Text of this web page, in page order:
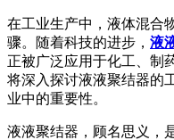
在工业生产中，液体混合
骤。随着科技的进步， 液
正被广泛应用于化工、制
将深入探讨液液聚结器的
业中的重要性。
液液聚结器，顾名思义，